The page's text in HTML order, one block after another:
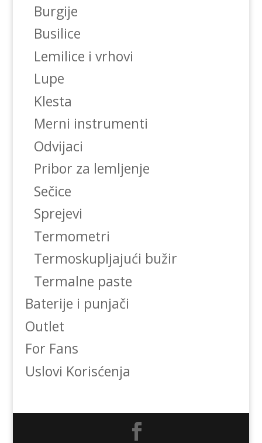
Burgije
Busilice
Lemilice i vrhovi
Lupe
Klesta
Merni instrumenti
Odvijaci
Pribor za lemljenje
Sečice
Sprejevi
Termometri
Termoskupljajući bužir
Termalne paste
Baterije i punjači
Outlet
For Fans
Uslovi Korisćenja